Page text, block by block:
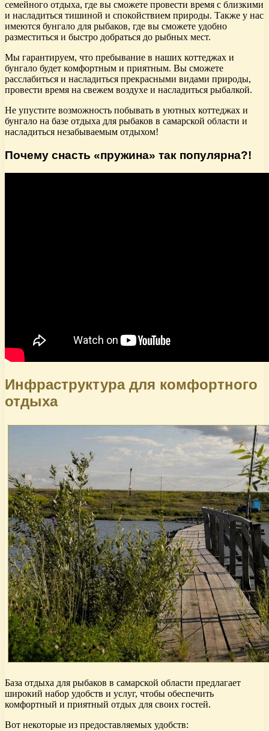
семейного отдыха, где вы сможете провести время с близкими
и насладиться тишиной и спокойствием природы. Также у нас
имеются бунгало для рыбаков, где вы сможете удобно
разместиться и быстро добраться до рыбных мест.
Мы гарантируем, что пребывание в наших коттеджах и
бунгало будет комфортным и приятным. Вы сможете
расслабиться и насладиться прекрасными видами природы,
провести время на свежем воздухе и насладиться рыбалкой.
Не упустите возможность побывать в уютных коттеджах и
бунгало на базе отдыха для рыбаков в самарской области и
насладиться незабываемым отдыхом!
Почему снасть «пружина» так популярна?!
Инфраструктура для комфортного
отдыха
База отдыха для рыбаков в самарской области предлагает
широкий набор удобств и услуг, чтобы обеспечить
комфортный и приятный отдых для своих гостей.
Вот некоторые из предоставляемых удобств: